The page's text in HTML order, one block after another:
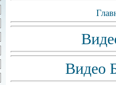
Видео